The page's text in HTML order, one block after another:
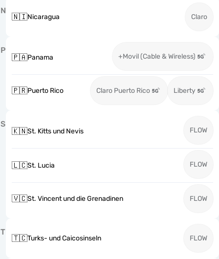
N
🇳🇮Nicaragua Claro
P
🇵🇦Panama +Movil (Cable & Wireless)
🇵🇷Puerto Rico Claro Puerto Rico Liberty
S
🇰🇳St. Kitts und Nevis FLOW
🇱🇨St. Lucia FLOW
🇻🇨St. Vincent und die Grenadinen FLOW
T
🇹🇨Turks- und Caicosinseln FLOW